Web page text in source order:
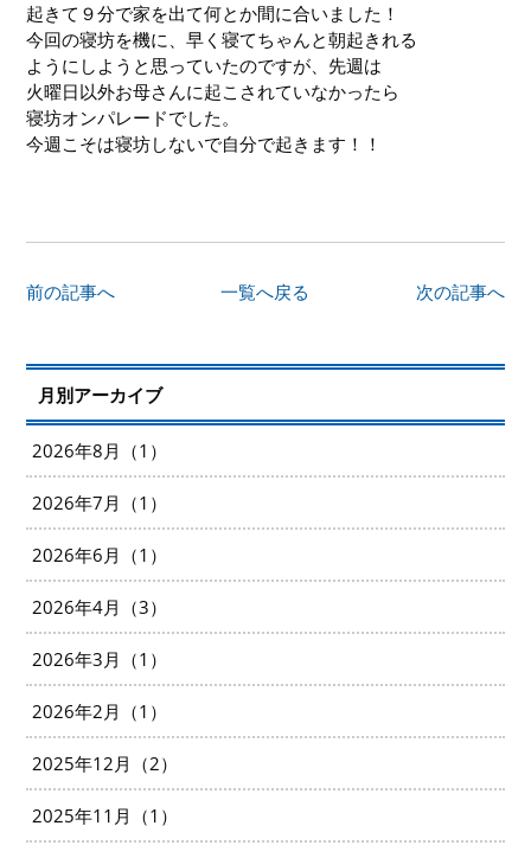
起きて９分で家を出て何とか間に合いました！
今回の寝坊を機に、早く寝てちゃんと朝起きれる
ようにしようと思っていたのですが、先週は
火曜日以外お母さんに起こされていなかったら
寝坊オンパレードでした。
今週こそは寝坊しないで自分で起きます！！
前の記事へ 一覧へ戻る 次の記事へ
月別アーカイブ
2026年8月（1）
2026年7月（1）
2026年6月（1）
2026年4月（3）
2026年3月（1）
2026年2月（1）
2025年12月（2）
2025年11月（1）